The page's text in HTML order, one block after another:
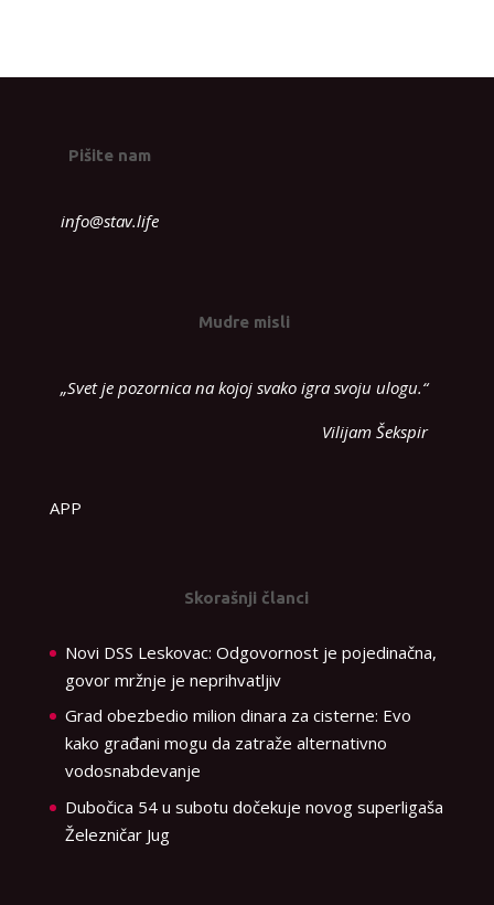
Pišite nam
info@stav.life
Mudre misli
„Svet je pozornica na kojoj svako igra svoju ulogu.“
Vilijam Šekspir
APP
Skorašnji članci
Novi DSS Leskovac: Odgovornost je pojedinačna,
govor mržnje je neprihvatljiv
Grad obezbedio milion dinara za cisterne: Evo
kako građani mogu da zatraže alternativno
vodosnabdevanje
Dubočica 54 u subotu dočekuje novog superligaša
Železničar Jug